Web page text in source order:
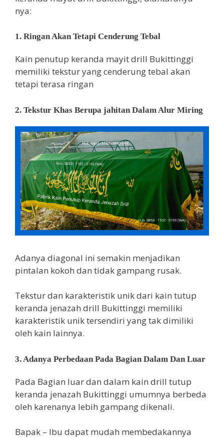
nya:
1. Ringan Akan Tetapi Cenderung Tebal
Kain penutup keranda mayit drill Bukittinggi
memiliki tekstur yang cenderung tebal akan
tetapi terasa ringan
2. Tekstur Khas Berupa jahitan Dalam Alur Miring
Adanya diagonal ini semakin menjadikan
pintalan kokoh dan tidak gampang rusak.
Tekstur dan karakteristik unik dari kain tutup
keranda jenazah drill Bukittinggi memiliki
karakteristik unik tersendiri yang tak dimiliki
oleh kain lainnya.
3. Adanya Perbedaan Pada Bagian Dalam Dan Luar
Pada Bagian luar dan dalam kain drill tutup
keranda jenazah Bukittinggi umumnya berbeda
oleh karenanya lebih gampang dikenali.
Bapak – Ibu dapat mudah membedakannya